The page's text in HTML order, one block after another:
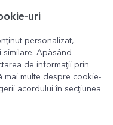
uri
personalizat,
Apăsând
de informații prin
mai multe despre cookie-
acordului în secțiunea